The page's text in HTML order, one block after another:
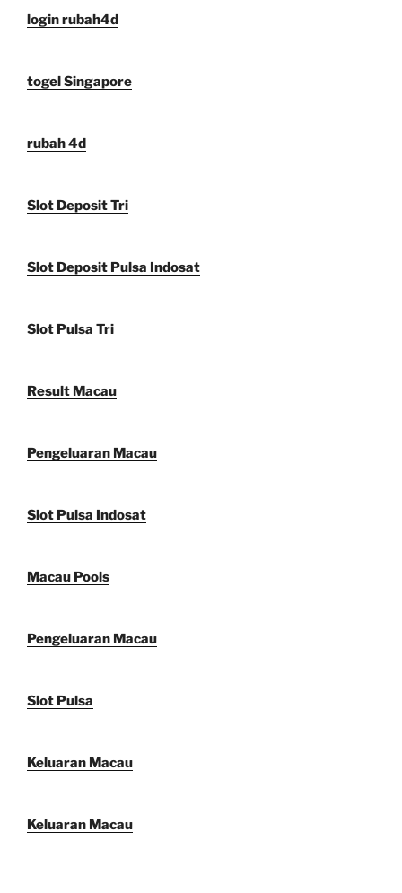
login rubah4d
togel Singapore
rubah 4d
Slot Deposit Tri
Slot Deposit Pulsa Indosat
Slot Pulsa Tri
Result Macau
Pengeluaran Macau
Slot Pulsa Indosat
Macau Pools
Pengeluaran Macau
Slot Pulsa
Keluaran Macau
Keluaran Macau